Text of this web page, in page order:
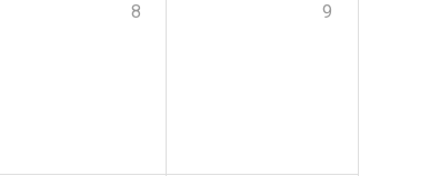
8 9